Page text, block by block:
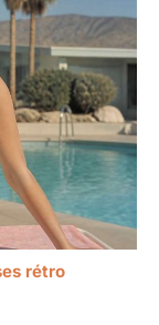
rétro